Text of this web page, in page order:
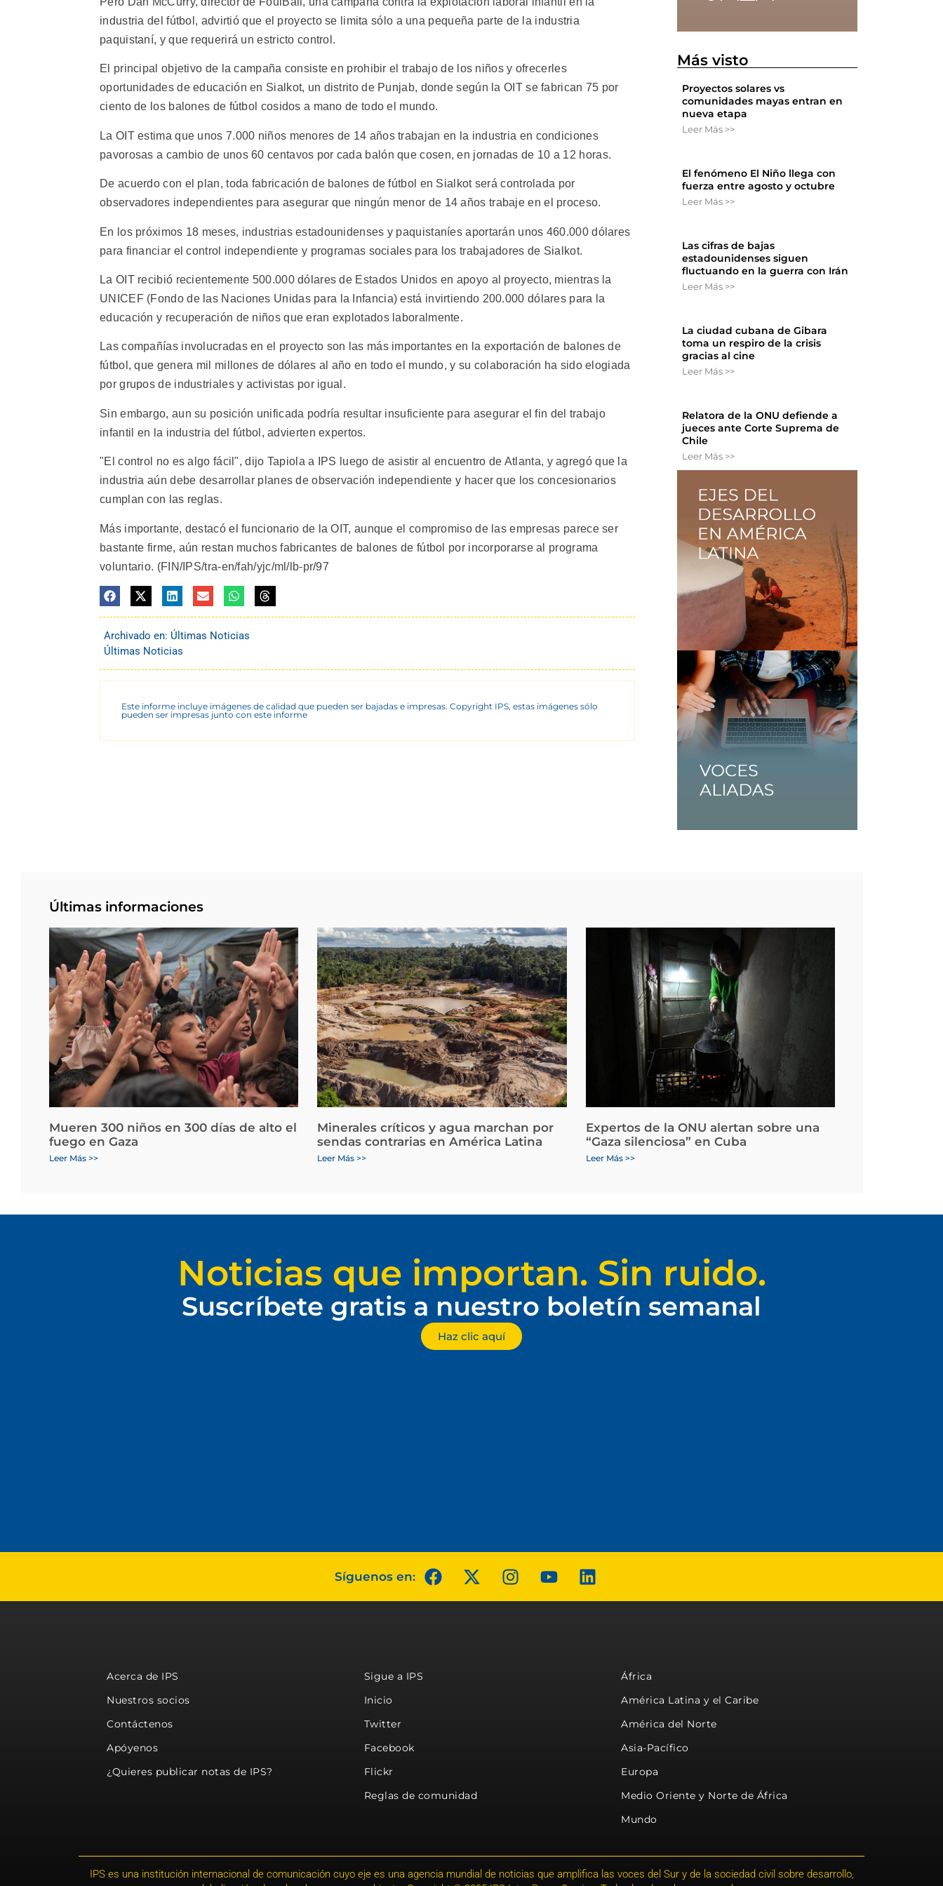
industria del fútbol, advirtió que el proyecto se limita sólo a una pequeña parte de la industria
paquistaní, y que requerirá un estricto control.
El principal objetivo de la campaña consiste en prohibir el trabajo de los niños y ofrecerles
oportunidades de educación en Sialkot, un distrito de Punjab, donde según la OIT se fabrican 75 por
ciento de los balones de fútbol cosidos a mano de todo el mundo.
La OIT estima que unos 7.000 niños menores de 14 años trabajan en la industria en condiciones
pavorosas a cambio de unos 60 centavos por cada balón que cosen, en jornadas de 10 a 12 horas.
De acuerdo con el plan, toda fabricación de balones de fútbol en Sialkot será controlada por
observadores independientes para asegurar que ningún menor de 14 años trabaje en el proceso.
En los próximos 18 meses, industrias estadounidenses y paquistaníes aportarán unos 460.000 dólares
para financiar el control independiente y programas sociales para los trabajadores de Sialkot.
La OIT recibió recientemente 500.000 dólares de Estados Unidos en apoyo al proyecto, mientras la
UNICEF (Fondo de las Naciones Unidas para la Infancia) está invirtiendo 200.000 dólares para la
educación y recuperación de niños que eran explotados laboralmente.
Las compañías involucradas en el proyecto son las más importantes en la exportación de balones de
fútbol, que genera mil millones de dólares al año en todo el mundo, y su colaboración ha sido elogiada
por grupos de industriales y activistas por igual.
Sin embargo, aun su posición unificada podría resultar insuficiente para asegurar el fin del trabajo
infantil en la industria del fútbol, advierten expertos.
"El control no es algo fácil", dijo Tapiola a IPS luego de asistir al encuentro de Atlanta, y agregó que la
industria aún debe desarrollar planes de observación independiente y hacer que los concesionarios
cumplan con las reglas.
Más importante, destacó el funcionario de la OIT, aunque el compromiso de las empresas parece ser
bastante firme, aún restan muchos fabricantes de balones de fútbol por incorporarse al programa
voluntario. (FIN/IPS/tra-en/fah/yjc/ml/lb-pr/97
Archivado en: Últimas Noticias
Últimas Noticias
Este informe incluye imágenes de calidad que pueden ser bajadas e impresas. Copyright IPS, estas imágenes sólo
pueden ser impresas junto con este informe
Más visto
Proyectos solares vs
comunidades mayas entran en
nueva etapa
Leer Más >>
El fenómeno El Niño llega con
fuerza entre agosto y octubre
Leer Más >>
Las cifras de bajas
estadounidenses siguen
fluctuando en la guerra con Irán
Leer Más >>
La ciudad cubana de Gibara
toma un respiro de la crisis
gracias al cine
Leer Más >>
Relatora de la ONU defiende a
jueces ante Corte Suprema de
Chile
Leer Más >>
Últimas informaciones
Mueren 300 niños en 300 días de alto el
fuego en Gaza
Leer Más >>
Minerales críticos y agua marchan por
sendas contrarias en América Latina
Leer Más >>
Expertos de la ONU alertan sobre una
“Gaza silenciosa” en Cuba
Leer Más >>
Noticias que importan. Sin ruido.
Suscríbete gratis a nuestro boletín semanal
Haz clic aquí
Síguenos en:
Acerca de IPS
Nuestros socios
Contáctenos
Apóyenos
¿Quieres publicar notas de IPS?
Sigue a IPS
Inicio
Twitter
Facebook
Flickr
Reglas de comunidad
África
América Latina y el Caribe
América del Norte
Asia-Pacífico
Europa
Medio Oriente y Norte de África
Mundo
IPS es una institución internacional de comunicación cuyo eje es una agencia mundial de noticias que amplifica las voces del Sur y de la sociedad civil sobre desarrollo,